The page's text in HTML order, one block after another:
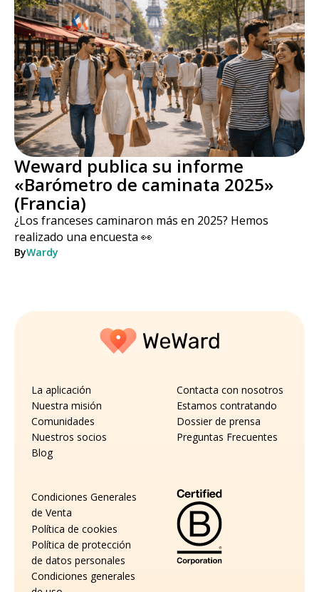
Weward publica su informe
«Barómetro de caminata 2025»
(Francia)
¿Los franceses caminaron más en 2025? Hemos
realizado una encuesta 👀
ByWardy
La aplicación
Nuestra misión
Comunidades
Nuestros socios
Blog
Contacta con nosotros
Estamos contratando
Dossier de prensa
Preguntas Frecuentes
Condiciones Generales
de Venta
Política de cookies
Política de protección
de datos personales
Condiciones generales